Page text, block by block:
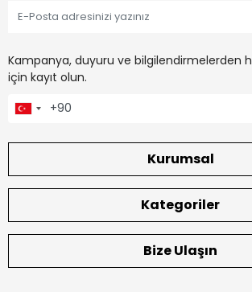
Kampanya, duyuru ve bilgilendirmelerden
için kayıt olun.
Kurumsal
Kategoriler
Bize Ulaşın